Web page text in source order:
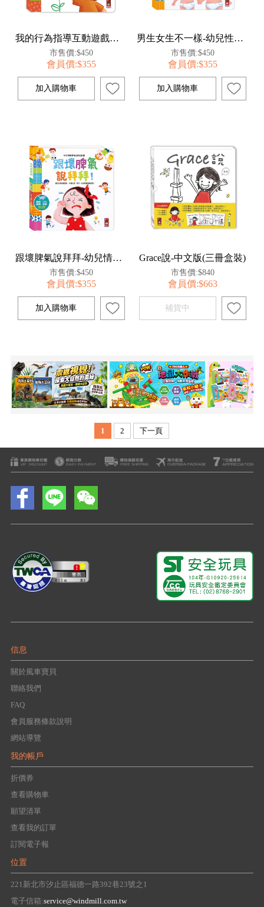
我的行為指導互動遊戲書-這樣做對嗎
市售價:$450
會員價:$355
男生女生不一樣-幼兒性教育啟蒙互動遊戲書
市售價:$450
會員價:$355
跟壞脾氣說拜拜-幼兒情緒管理互動遊戲書
市售價:$450
會員價:$355
Grace說-中文版(三冊盒裝)
市售價:$840
會員價:$663
1 2 下一頁
信息
關於風車寶貝
聯絡我們
FAQ
會員服務條款說明
網站導覽
我的帳戶
折價券
查看購物車
願望清單
查看我的訂單
訂閱電子報
位置
221新北市汐止區福德一路392巷23號之1
電子信箱:service@windmill.com.tw